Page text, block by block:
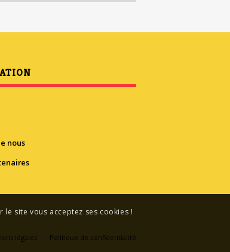
nous
légales Politique de confidentialité
site vous acceptez ses cookies !